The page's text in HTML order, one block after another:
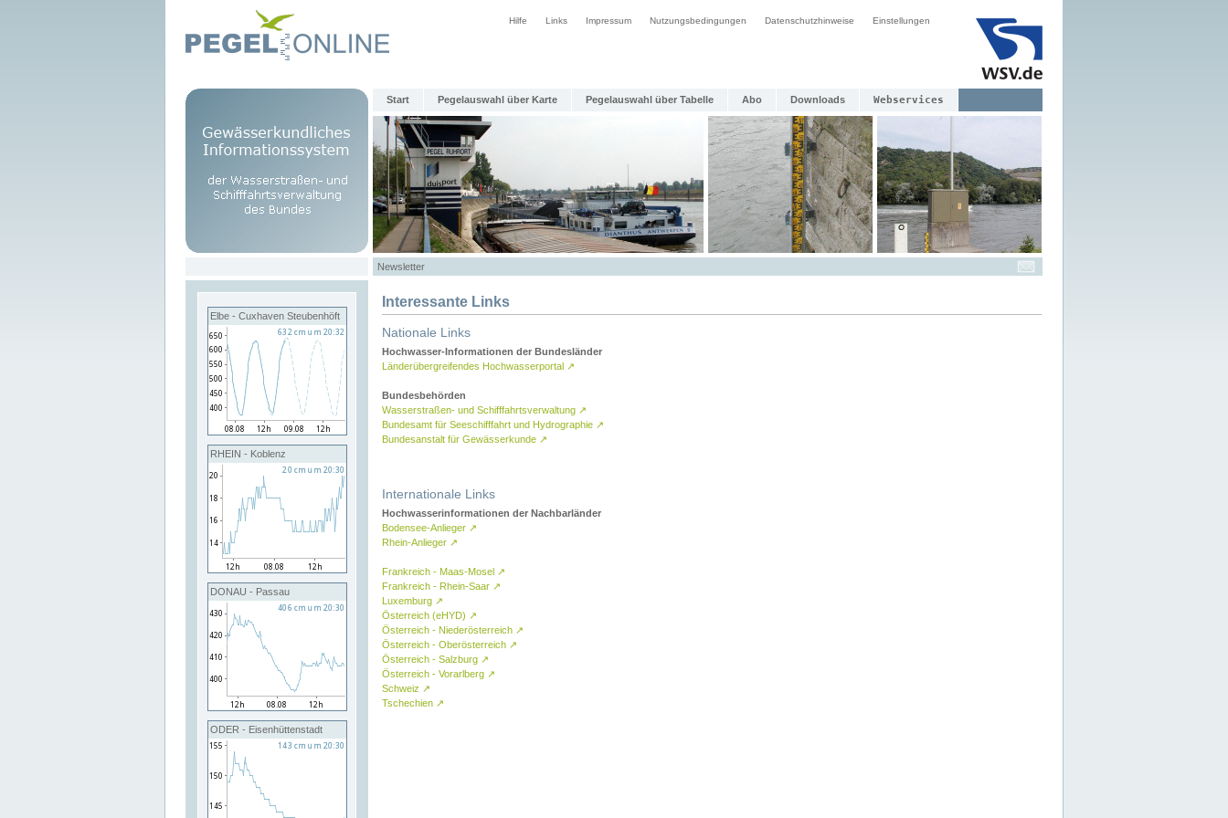
Hilfe Links Impressum Nutzungsbedingungen Datenschutzhinweise Einstellungen
Start Pegelauswahl über Karte Pegelauswahl über Tabelle Abo Downloads Webservices
Newsletter
Elbe - Cuxhaven Steubenhöft
RHEIN - Koblenz
DONAU - Passau
ODER - Eisenhüttenstadt
Interessante Links
Nationale Links
Hochwasser-Informationen der Bundesländer
Länderübergreifendes Hochwasserportal ↗
Bundesbehörden
Wasserstraßen- und Schifffahrtsverwaltung ↗
Bundesamt für Seeschifffahrt und Hydrographie ↗
Bundesanstalt für Gewässerkunde ↗
Internationale Links
Hochwasserinformationen der Nachbarländer
Bodensee-Anlieger ↗
Rhein-Anlieger ↗
Frankreich - Maas-Mosel ↗
Frankreich - Rhein-Saar ↗
Luxemburg ↗
Österreich (eHYD) ↗
Österreich - Niederösterreich ↗
Österreich - Oberösterreich ↗
Österreich - Salzburg ↗
Österreich - Vorarlberg ↗
Schweiz ↗
Tschechien ↗